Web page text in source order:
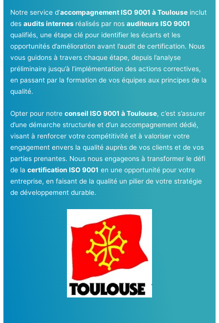
Notre service d’accompagnement ISO 9001 à Toulouse inclut
desaudits internes réalisés par nosauditeurs ISO 9001
qualifiés, une étape clé pour identifier les écarts et les
opportunités d’amélioration avant l’audit de certification. Nous
vous guidons à travers chaque étape, depuis l’analyse
préliminaire jusqu’à l’implémentation des actions correctives,
en passant par la formation de vos équipes aux principes de la
qualité.
Opter pour notreconseil ISO 9001 à Toulouse, c’est s’assurer
d’une démarche structurée et d’un accompagnement dédié,
visant à renforcer votre compétitivité et à valoriser votre
engagement envers la qualité auprès de vos clients et de vos
parties prenantes. Nous nous engageons à transformer le défi
de lacertification ISO 9001 en une opportunité pour votre
entreprise, en faisant de la qualité un pilier de votre stratégie
de développement durable.